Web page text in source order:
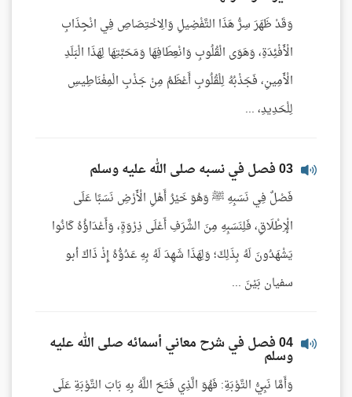
وَقَدْ ظَهَرَ سِرُّ هَذَا التَّفْضِيلِ وَالِاخْتِصَاصِ فِي انْجِذَابِ
الْأَفْئِدَةِ، وَهَوَى الْقُلُوبِ وَانْعِطَافِهَا وَمَحَبَّتِهَا لِهَذَا الْبَلَدِ
الْأَمِينِ، فَجَذْبُهُ لِلْقُلُوبِ أَعْظَمُ مِنْ جَذْبِ الْمِغْنَاطِيسِ
لِلْحَدِيدِ، ...
03 فصل في نسبه صلى الله عليه وسلم
فَصْلٌ فِي نَسَبِهِ ﷺ وَهُوَ خَيْرُ أَهْلِ الْأَرْضِ نَسَبًا عَلَى
الْإِطْلَاقِ، فَلِنَسَبِهِ مِنَ الشَّرَفِ أَعْلَى ذِرْوَةٍ، وَأَعْدَاؤُهُ كَانُوا
يَشْهَدُونَ لَهُ بِذَلِكَ؛ وَلِهَذَا شَهِدَ لَهُ بِهِ عَدُوُّهُ إِذْ ذَاكَ أبو
سفيان بَيْنَ ...
04 فصل في شرح معاني أسمائه صلى الله عليه
وسلم
وَأَمَّا نَبِيُّ التَّوْبَةِ: فَهُوَ الَّذِي فَتَحَ اللَّهُ بِهِ بَابَ التَّوْبَةِ عَلَى